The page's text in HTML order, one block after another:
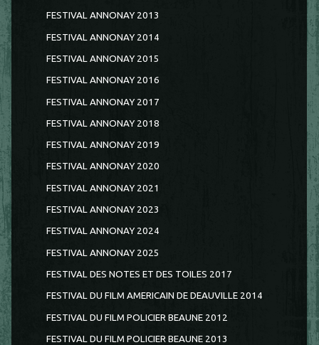
FESTIVAL ANNONAY 2013
FESTIVAL ANNONAY 2014
FESTIVAL ANNONAY 2015
FESTIVAL ANNONAY 2016
FESTIVAL ANNONAY 2017
FESTIVAL ANNONAY 2018
FESTIVAL ANNONAY 2019
FESTIVAL ANNONAY 2020
FESTIVAL ANNONAY 2021
FESTIVAL ANNONAY 2023
FESTIVAL ANNONAY 2024
FESTIVAL ANNONAY 2025
FESTIVAL DES NOTES ET DES TOILES 2017
FESTIVAL DU FILM AMERICAIN DE DEAUVILLE 2014
FESTIVAL DU FILM POLICIER BEAUNE 2012
FESTIVAL DU FILM POLICIER BEAUNE 2013